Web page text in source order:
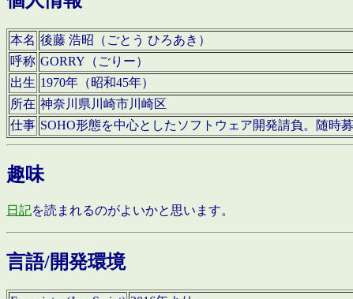
本名 後藤 浩昭（ごとう ひろあき）
呼称 GORRY（ごりー）
出生 1970年（昭和45年）
所在 神奈川県川崎市川崎区
仕事 SOHO形態を中心としたソフトウェア開発請負。随時募
趣味
日記を読まれるのがよいかと思います。
言語/開発環境